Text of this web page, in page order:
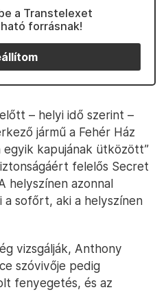
a Transtelexet
forrásnak!
– helyi idő szerint –
jármű a Fehér Ház
kapujának ütközött”
felelős Secret
helyszínen azonnal
sofőrt, aki a helyszínen
vizsgálják, Anthony
szóvivője pedig
fenyegetés, és az